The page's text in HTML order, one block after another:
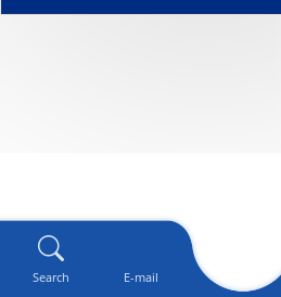
Search E-mail